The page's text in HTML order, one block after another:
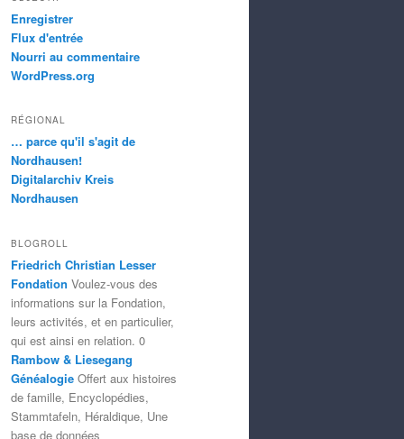
Enregistrer
Flux d'entrée
Nourri au commentaire
WordPress.org
RÉGIONAL
… parce qu'il s'agit de
Nordhausen!
Digitalarchiv Kreis
Nordhausen
BLOGROLL
Friedrich Christian Lesser
Fondation Voulez-vous des
informations sur la Fondation,
leurs activités, et en particulier,
qui est ainsi en relation. 0
Rambow & Liesegang
Généalogie Offert aux histoires
de famille, Encyclopédies,
Stammtafeln, Héraldique, Une
base de données